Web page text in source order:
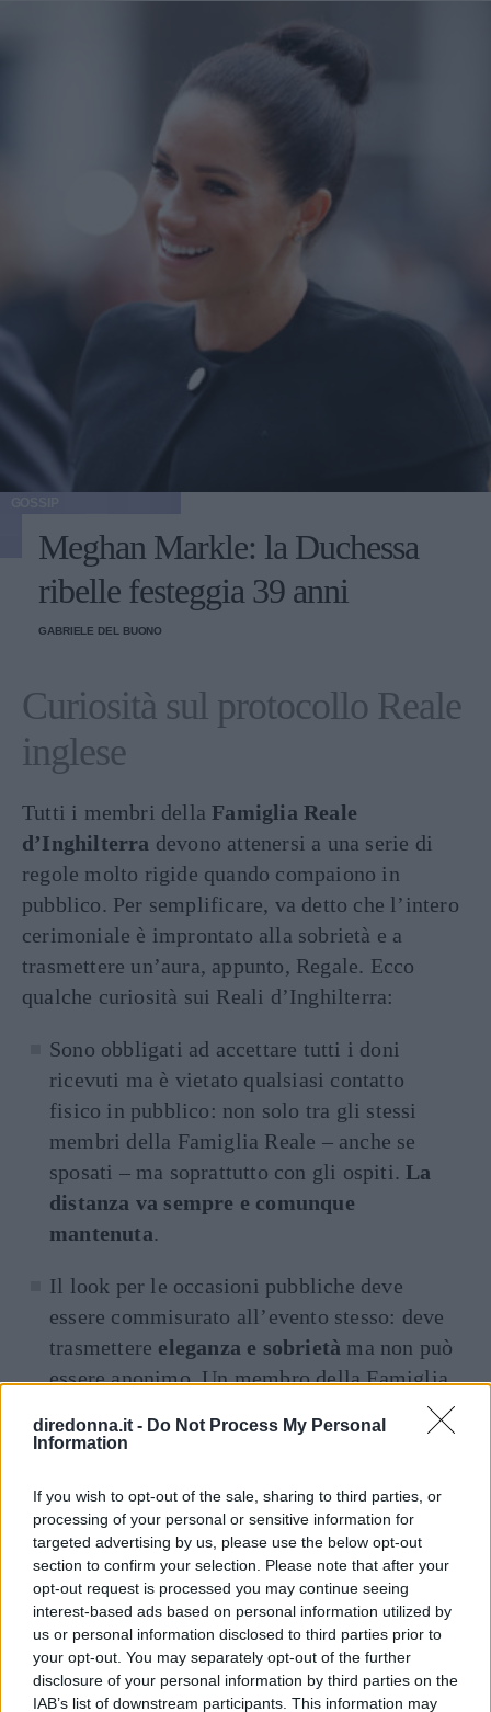
diredonna.it - Do Not Process My Personal
Information
If you wish to opt-out of the sale, sharing to third parties, or
processing of your personal or sensitive information for
targeted advertising by us, please use the below opt-out
section to confirm your selection. Please note that after your
opt-out request is processed you may continue seeing
interest-based ads based on personal information utilized by
us or personal information disclosed to third parties prior to
your opt-out. You may separately opt-out of the further
disclosure of your personal information by third parties on the
IAB’s list of downstream participants. This information may
Meghan Markle: la Duchessa
ribelle festeggia 39 anni
GABRIELE DEL BUONO
Curiosità sul protocollo Reale
inglese
Tutti i membri dellaFamiglia Reale
d’Inghilterra devono attenersi a una serie di
regole molto rigide quando compaiono in
pubblico. Per semplificare, va detto che l’intero
cerimoniale è improntato alla sobrietà e a
trasmettere un’aura, appunto, Regale. Ecco
qualche curiosità sui Reali d’Inghilterra:
Sono obbligati ad accettare tutti i doni
ricevuti ma è vietato qualsiasi contatto
fisico in pubblico: non solo tra gli stessi
membri della Famiglia Reale – anche se
sposati – ma soprattutto con gli ospiti.La
distanza va sempre e comunque
mantenuta.
Il look per le occasioni pubbliche deve
essere commisurato all’evento stesso: deve
trasmettere eleganza e sobrietà ma non può
essere anonimo. Un membro della Famiglia
Reale deve sempre distinguersi e la Regina
o il Re, più di tutti.
A tavola, in presenza della Regina o del Re
si può continuare a mangiare solo fino a
quando lo fa la Regina, non appena questa
smette tutti i commensali si interrompono.
Inoltre, a tavola sonovietati tutti i mitili :
più per ragioni sanitarie legate allo storico
cerimoniale che per diffidenza verso la
mitilicoltura attuale.